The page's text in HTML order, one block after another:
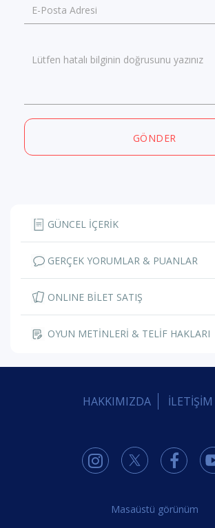
E-Posta Adresi
Lütfen hatalı bilginin doğrusunu yazınız
GÖNDER
GÜNCEL İÇERİK
GERÇEK YORUMLAR & PUANLAR
ONLINE BİLET SATIŞ
OYUN METİNLERİ & TELİF HAKLARI
HAKKIMIZDA İLETİŞİM
Masaüstü görünüm